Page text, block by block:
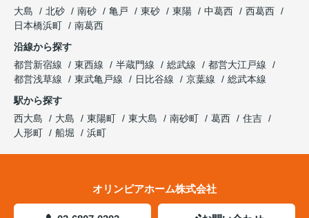
大島
北砂 南砂 亀戸 東砂 東陽 中葛西
西葛西
日本橋浜町
南葛西
沿線から探す
都営新宿線
東西線 半蔵門線 総武線
都営大江戸線
都営浅草線
東武亀戸線 日比谷線 京葉線
総武本線
駅から探す
西大島
大島 東陽町 東大島 南砂町 葛西
住吉
人形町
船堀 浜町
オリンピアホーム株式会社